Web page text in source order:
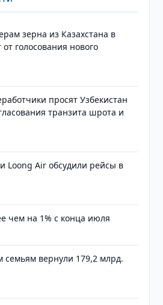
зерна из Казахстана в
голосования нового
просят Узбекистан
транзита шрота и
Loong Air обсудили рейсы в
чем на 1% с конца июля
вернули 179,2 млрд.